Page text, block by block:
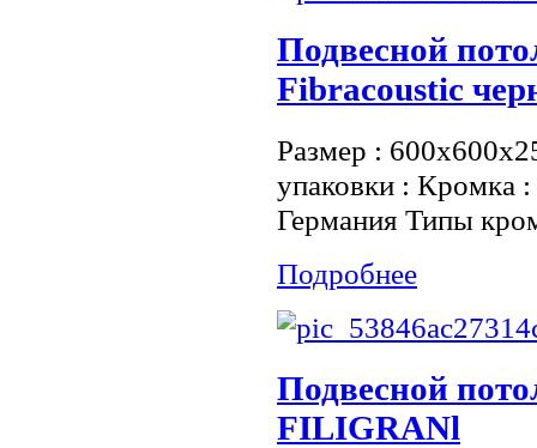
Подвесной
Fibracoustic
Размер :
упаковки : Кромка
Германия Типы
Подробнее
Подвесной
FILIGRANl